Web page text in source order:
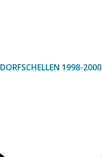
DORFSCHELLEN 1998-2000